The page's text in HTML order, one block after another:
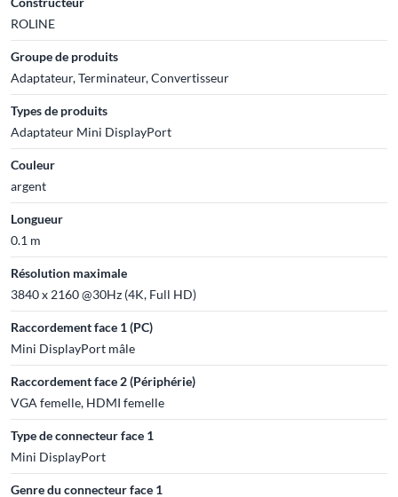
ROLINE
Groupe de produits
Adaptateur, Terminateur, Convertisseur
Types de produits
Adaptateur Mini DisplayPort
Couleur
argent
Longueur
0.1 m
Résolution maximale
3840 x 2160 @30Hz (4K, Full HD)
Raccordement face 1 (PC)
Mini DisplayPort mâle
Raccordement face 2 (Périphérie)
VGA femelle, HDMI femelle
Type de connecteur face 1
Mini DisplayPort
Genre du connecteur face 1